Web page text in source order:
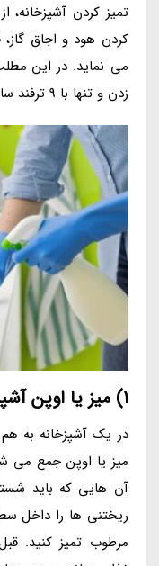
تمیز کردن آشپزخانه،
کردن هود و اجاق
می نماید. در این
زدن و تنها با 9 ترفند ساده، آشپزخانه خود را برق بیندازید!
1) میز یا اوپن آشپزخانه را تمیز کنید
در یک آشپزخانه به
میز یا اوپن جمع می
آن هایی که باید
ریختنی ها را داخل
مرطوب تمیز کنید.